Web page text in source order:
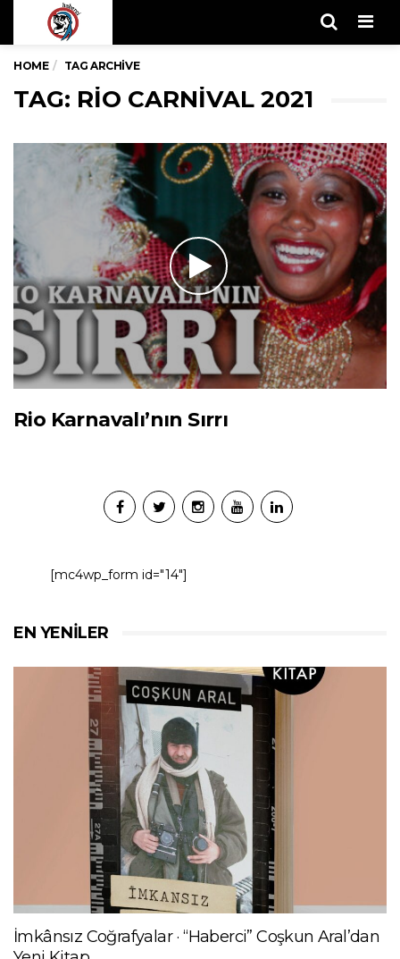
HOME TAG ARCHIVE
TAG: RIO CARNIVAL 2021
Rio Karnavalı’nın Sırrı
[mc4wp_form id="14"]
EN YENILER
İmkânsız Coğrafyalar · “Haberci” Coşkun Aral’dan